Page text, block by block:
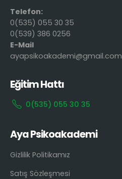
Telefon:
0(535) 055 30 35
0(539) 386 0256
E-Mail
ayapsikoakademi@gmail.com
Eğitim Hattı
0(535) 055 30 35
Aya Psikoakademi
Gizlilik Politikamız
Satış Sözleşmesi